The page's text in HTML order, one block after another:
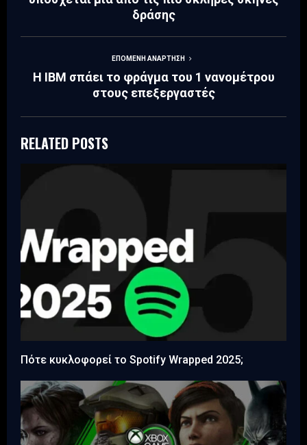
δράσης
ΕΠΌΜΕΝΗ ΑΝΆΡΤΗΣΗ
Η IBM σπάει το φράγμα του 1 νανομέτρου
στους επεξεργαστές
RELATED POSTS
Πότε κυκλοφορεί το Spotify Wrapped 2025;